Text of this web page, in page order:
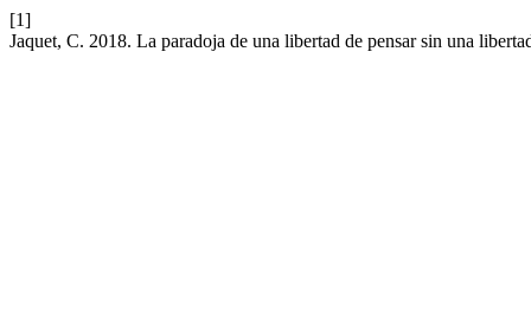
[1]
Jaquet, C. 2018. La paradoja de una libertad de pensar sin una